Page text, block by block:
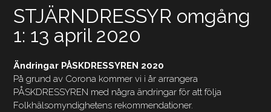
innehåll
STJÄRNDRESSYR omgång
1: 13 april 2020
Ändringar PÅSKDRESSYREN 2020
På grund av Corona kommer vi i år arrangera
PÅSKDRESSYREN med några ändringar för att följa
Folkhälsomyndighetens rekommendationer.